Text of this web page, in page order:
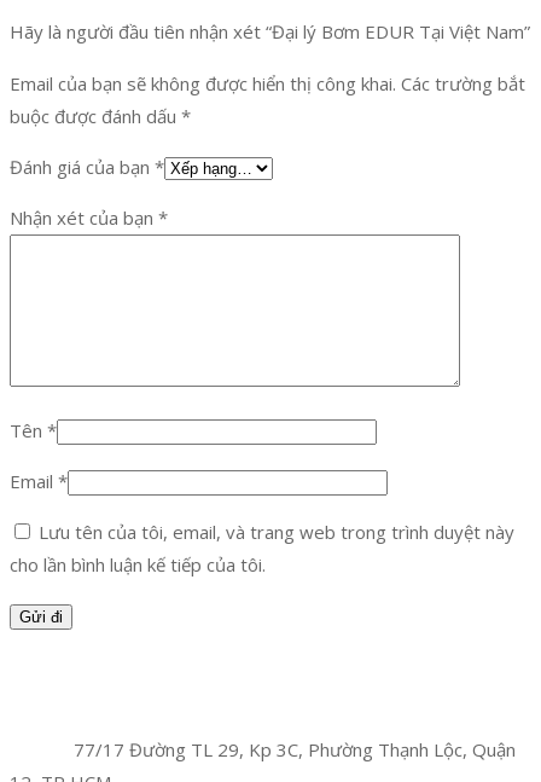
Hãy là người đầu tiên nhận xét “Đại lý Bơm EDUR Tại Việt Nam”
Email của bạn sẽ không được hiển thị công khai. Các trường bắt
buộc được đánh dấu *
Đánh giá của bạn *
Nhận xét của bạn *
Tên *
Email *
Lưu tên của tôi, email, và trang web trong trình duyệt này
cho lần bình luận kế tiếp của tôi.
77/17 Đường TL 29, Kp 3C, Phường Thạnh Lộc, Quận